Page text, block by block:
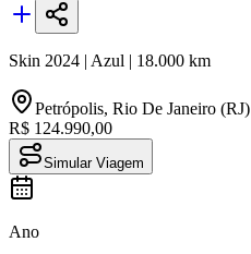
Skin 2024 | Azul | 18.000 km
Petrópolis, Rio De Janeiro (RJ)
R$ 124.990,00
Simular Viagem
Ano